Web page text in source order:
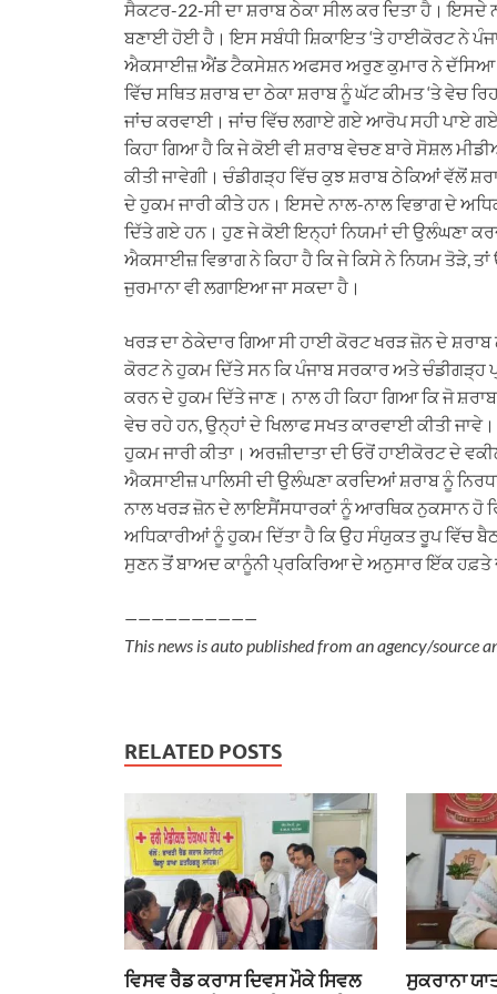
ਸੈਕਟਰ-22-ਸੀ ਦਾ ਸ਼ਰਾਬ ਠੇਕਾ ਸੀਲ ਕਰ ਦਿਤਾ ਹੈ।
ਬਣਾਈ ਹੋਈ ਹੈ। ਇਸ ਸਬੰਧੀ ਸ਼ਿਕਾਇਤ ‘ਤੇ ਹਾਈਕੋਰਟ ਨੇ
ਐਕਸਾਈਜ਼ ਐਂਡ ਟੈਕਸੇਸ਼ਨ ਅਫਸਰ ਅਰੁਣ ਕੁਮਾਰ ਨੇ ਦੱਸਿਆ
ਵਿੱਚ ਸਥਿਤ ਸ਼ਰਾਬ ਦਾ ਠੇਕਾ ਸ਼ਰਾਬ ਨੂੰ ਘੱਟ ਕੀਮਤ ‘ਤੇ ਵੇਚ
ਜਾਂਚ ਕਰਵਾਈ। ਜਾਂਚ ਵਿੱਚ ਲਗਾਏ ਗਏ ਆਰੋਪ ਸਹੀ ਪਾਏ
ਕਿਹਾ ਗਿਆ ਹੈ ਕਿ ਜੇ ਕੋਈ ਵੀ ਸ਼ਰਾਬ ਵੇਚਣ ਬਾਰੇ ਸੋਸ਼ਲ
ਕੀਤੀ ਜਾਵੇਗੀ। ਚੰਡੀਗੜ੍ਹ ਵਿੱਚ ਕੁਝ ਸ਼ਰਾਬ ਠੇਕਿਆਂ ਵੱਲੋਂ
ਦੇ ਹੁਕਮ ਜਾਰੀ ਕੀਤੇ ਹਨ। ਇਸਦੇ ਨਾਲ-ਨਾਲ ਵਿਭਾਗ ਦੇ
ਦਿੱਤੇ ਗਏ ਹਨ। ਹੁਣ ਜੇ ਕੋਈ ਇਨ੍ਹਾਂ ਨਿਯਮਾਂ ਦੀ ਉਲੰਘਣਾ
ਐਕਸਾਈਜ਼ ਵਿਭਾਗ ਨੇ ਕਿਹਾ ਹੈ ਕਿ ਜੇ ਕਿਸੇ ਨੇ ਨਿਯਮ ਤੋੜੇ,
ਜੁਰਮਾਨਾ ਵੀ ਲਗਾਇਆ ਜਾ ਸਕਦਾ ਹੈ।
ਖਰੜ ਦਾ ਠੇਕੇਦਾਰ ਗਿਆ ਸੀ ਹਾਈ ਕੋਰਟ ਖਰੜ ਜ਼ੋਨ ਦੇ
ਕੋਰਟ ਨੇ ਹੁਕਮ ਦਿੱਤੇ ਸਨ ਕਿ ਪੰਜਾਬ ਸਰਕਾਰ ਅਤੇ ਚੰਡੀਗੜ੍ਹ
ਕਰਨ ਦੇ ਹੁਕਮ ਦਿੱਤੇ ਜਾਣ। ਨਾਲ ਹੀ ਕਿਹਾ ਗਿਆ ਕਿ ਜੋ
ਵੇਚ ਰਹੇ ਹਨ, ਉਨ੍ਹਾਂ ਦੇ ਖਿਲਾਫ ਸਖਤ ਕਾਰਵਾਈ ਕੀਤੀ
ਹੁਕਮ ਜਾਰੀ ਕੀਤਾ। ਅਰਜ਼ੀਦਾਤਾ ਦੀ ਓਰੋਂ ਹਾਈਕੋਰਟ ਦੇ
ਐਕਸਾਈਜ਼ ਪਾਲਿਸੀ ਦੀ ਉਲੰਘਣਾ ਕਰਦਿਆਂ ਸ਼ਰਾਬ ਨੂੰ
ਨਾਲ ਖਰੜ ਜ਼ੋਨ ਦੇ ਲਾਇਸੈਂਸਧਾਰਕਾਂ ਨੂੰ ਆਰਥਿਕ ਨੁਕਸਾਨ ਹੋ
ਅਧਿਕਾਰੀਆਂ ਨੂੰ ਹੁਕਮ ਦਿੱਤਾ ਹੈ ਕਿ ਉਹ ਸੰਯੁਕਤ ਰੂਪ ਵਿੱਚ
ਸੁਣਨ ਤੋਂ ਬਾਅਦ ਕਾਨੂੰਨੀ ਪ੍ਰਕਿਰਿਆ ਦੇ ਅਨੁਸਾਰ ਇੱਕ
——————————
This news is auto published from an agency/source
RELATED POSTS
ਵਿਸਵ ਰੈਡ ਕਰਾਸ ਦਿਵਸ ਮੌਕੇ ਸਿਵਲ
ਸੁਕਰਾਨਾ